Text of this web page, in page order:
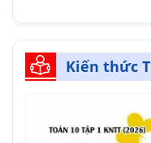
Kiến thức